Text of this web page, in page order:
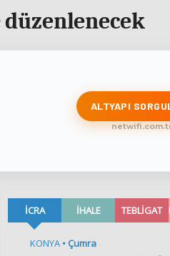
düzenlenecek
ALTYAPI